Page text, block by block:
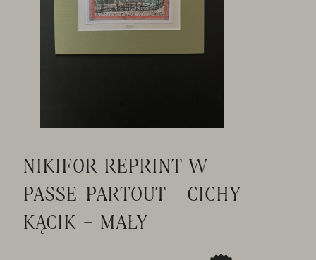
NIKIFOR REPRINT W
PASSE-PARTOUT - CICHY
KĄCIK – MAŁY